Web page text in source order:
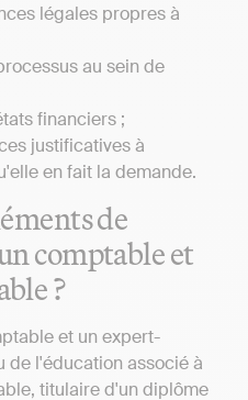
légales propres à
au sein de
financiers ;
justificatives à
en fait la demande.
de
comptable et
?
et un expert-
de l'éducation associé à
titulaire d'un diplôme